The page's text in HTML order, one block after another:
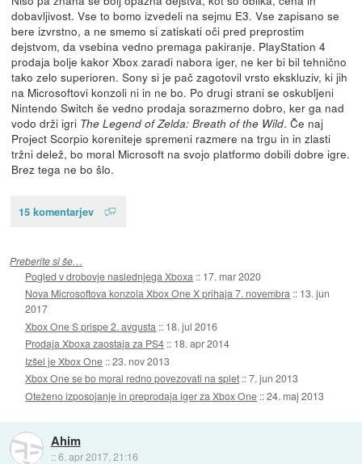
dobavljivost. Vse to bomo izvedeli na sejmu E3. Vse zapisano se
bere izvrstno, a ne smemo si zatiskati oči pred preprostim
dejstvom, da vsebina vedno premaga pakiranje. PlayStation 4
prodaja bolje kakor Xbox zaradi nabora iger, ne ker bi bil tehnično
tako zelo superioren. Sony si je pač zagotovil vrsto ekskluziv, ki jih
na Microsoftovi konzoli ni in ne bo. Po drugi strani se oskubljeni
Nintendo Switch še vedno prodaja sorazmerno dobro, ker ga nad
vodo drži igri The Legend of Zelda: Breath of the Wild. Če naj
Project Scorpio koreniteje spremeni razmere na trgu in in zlasti
tržni delež, bo moral Microsoft na svojo platformo dobili dobre igre.
Brez tega ne bo šlo.
15 komentarjev
Preberite si še…
Pogled v drobovje naslednjega Xboxa :: 17. mar 2020
Nova Microsoftova konzola Xbox One X prihaja 7. novembra :: 13. jun
2017
Xbox One S prispe 2. avgusta :: 18. jul 2016
Prodaja Xboxa zaostaja za PS4 :: 18. apr 2014
Izšel je Xbox One ::23. nov 2013
Xbox One se bo moral redno povezovati na splet ::7. jun 2013
Oteženo izposojanje in preprodaja iger za Xbox One ::24. maj 2013
Ahim
::6. apr 2017, 21:16